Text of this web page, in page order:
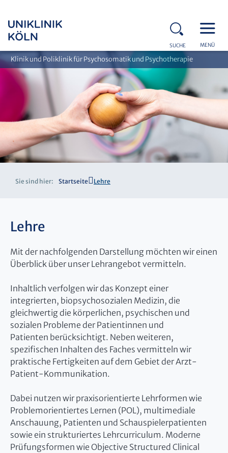
SUCHE MENÜ
Klinik und Poliklinik für Psychosomatik und Psychotherapie
Sie sind hier: Startseite Lehre
Lehre
Mit der nachfolgenden Darstellung möchten wir einen
Überblick über unser Lehrangebot vermitteln.
Inhaltlich verfolgen wir das Konzept einer
integrierten, biopsychosozialen Medizin, die
gleichwertig die körperlichen, psychischen und
sozialen Probleme der Patientinnen und
Patienten berücksichtigt. Neben weiteren,
spezifischen Inhalten des Faches vermitteln wir
praktische Fertigkeiten auf dem Gebiet der Arzt-
Patient-Kommunikation.
Dabei nutzen wir praxisorientierte Lehrformen wie
Problemorientiertes Lernen (POL), multimediale
Anschauung, Patienten und Schauspielerpatienten
sowie ein strukturiertes Lehrcurriculum. Moderne
Prüfungsformen wie Objective Structured Clinical